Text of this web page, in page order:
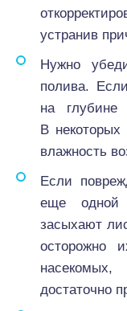
устранив
Нужно
полива.
на
В
влажность
Если
еще одной
засыхают
осторожно
достаточно